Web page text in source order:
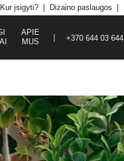
Kur įsigyti? Dizaino paslaugos
APIE
MUS
+370 644 03 644